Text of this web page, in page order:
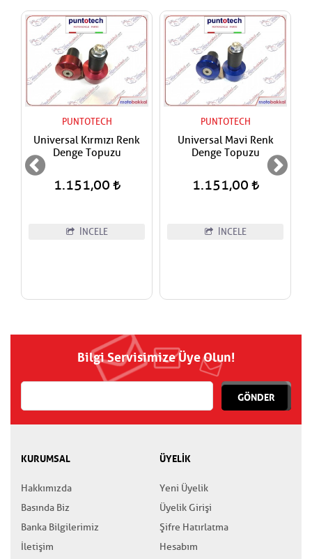
PUNTOTECH
Universal Kırmızı Renk
Denge Topuzu
1.151,00
İNCELE
PUNTOTECH
Universal Mavi Renk
Denge Topuzu
1.151,00
İNCELE
Bilgi Servisimize Üye Olun!
GÖNDER
KURUMSAL
Hakkımızda
Basında Biz
Banka Bilgilerimiz
İletişim
ÜYELİK
Yeni Üyelik
Üyelik Girişi
Şifre Hatırlatma
Hesabım